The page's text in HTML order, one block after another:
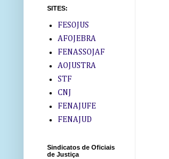
SITES:
FESOJUS
AFOJEBRA
FENASSOJAF
AOJUSTRA
STF
CNJ
FENAJUFE
FENAJUD
Sindicatos de Oficiais
de Justiça